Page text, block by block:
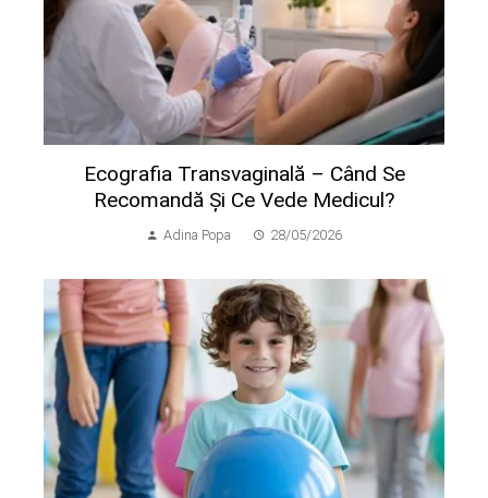
Ecografia Transvaginală – Când Se
Recomandă Și Ce Vede Medicul?
Adina Popa 28/05/2026